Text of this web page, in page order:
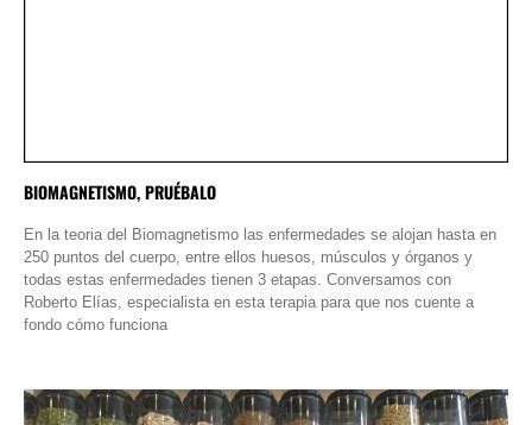
BIOMAGNETISMO, PRUÉBALO
En la teoria del Biomagnetismo las enfermedades se alojan hasta en
250 puntos del cuerpo, entre ellos huesos, músculos y órganos y
todas estas enfermedades tienen 3 etapas. Conversamos con
Roberto Elías, especialista en esta terapia para que nos cuente a
fondo cómo funciona